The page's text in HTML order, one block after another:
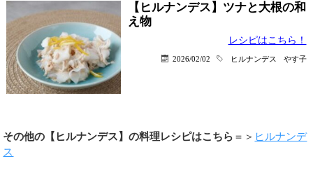
【ヒルナンデス】ツナと大根の和
え物
レシピはこちら！
2026/02/02 ヒルナンデス やす子
その他の【ヒルナンデス】の料理レシピはこちら ＝＞ ヒルナンデ
ス